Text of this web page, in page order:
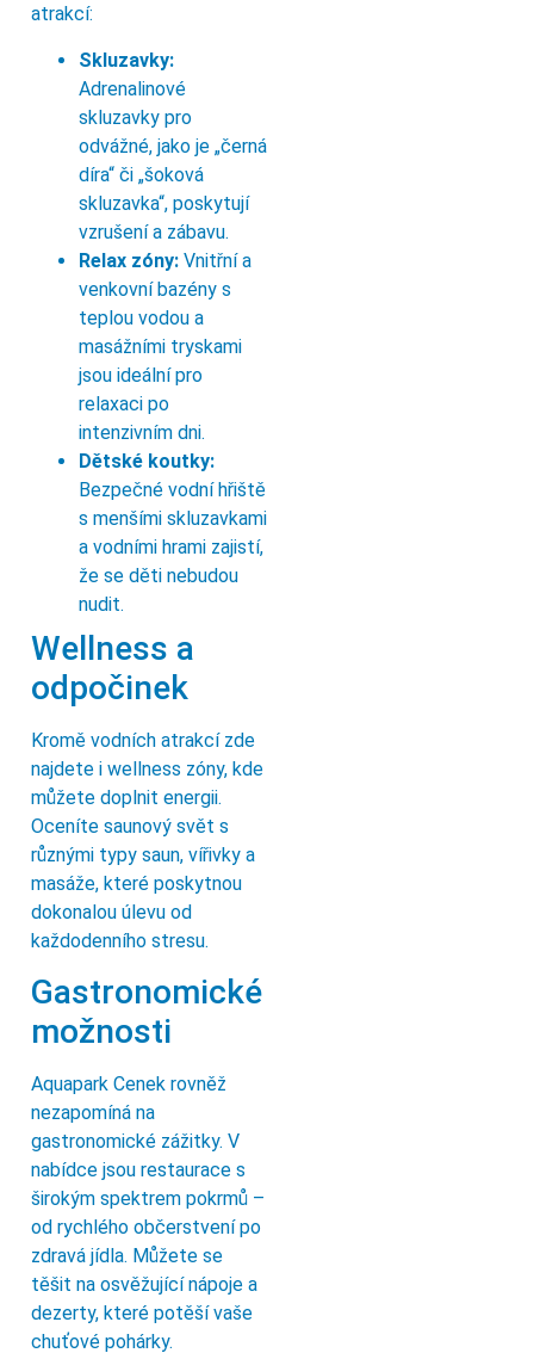
atrakcí:
Skluzavky:
Adrenalinové
skluzavky pro
odvážné, jako je „černá
díra“ či „šoková
skluzavka“, poskytují
vzrušení a zábavu.
Relax zóny: Vnitřní a
venkovní bazény s
teplou vodou a
masážními tryskami
jsou ideální pro
relaxaci po
intenzivním dni.
Dětské koutky:
Bezpečné vodní hřiště
s menšími skluzavkami
a vodními hrami zajistí,
že se děti nebudou
nudit.
Wellness a
odpočinek
Kromě vodních atrakcí zde
najdete i wellness zóny, kde
můžete doplnit energii.
Oceníte saunový svět s
různými typy saun, vířivky a
masáže, které poskytnou
dokonalou úlevu od
každodenního stresu.
Gastronomické
možnosti
Aquapark Cenek rovněž
nezapomíná na
gastronomické zážitky. V
nabídce jsou restaurace s
širokým spektrem pokrmů –
od rychlého občerstvení po
zdravá jídla. Můžete se
těšit na osvěžující nápoje a
dezerty, které potěší vaše
chuťové pohárky.